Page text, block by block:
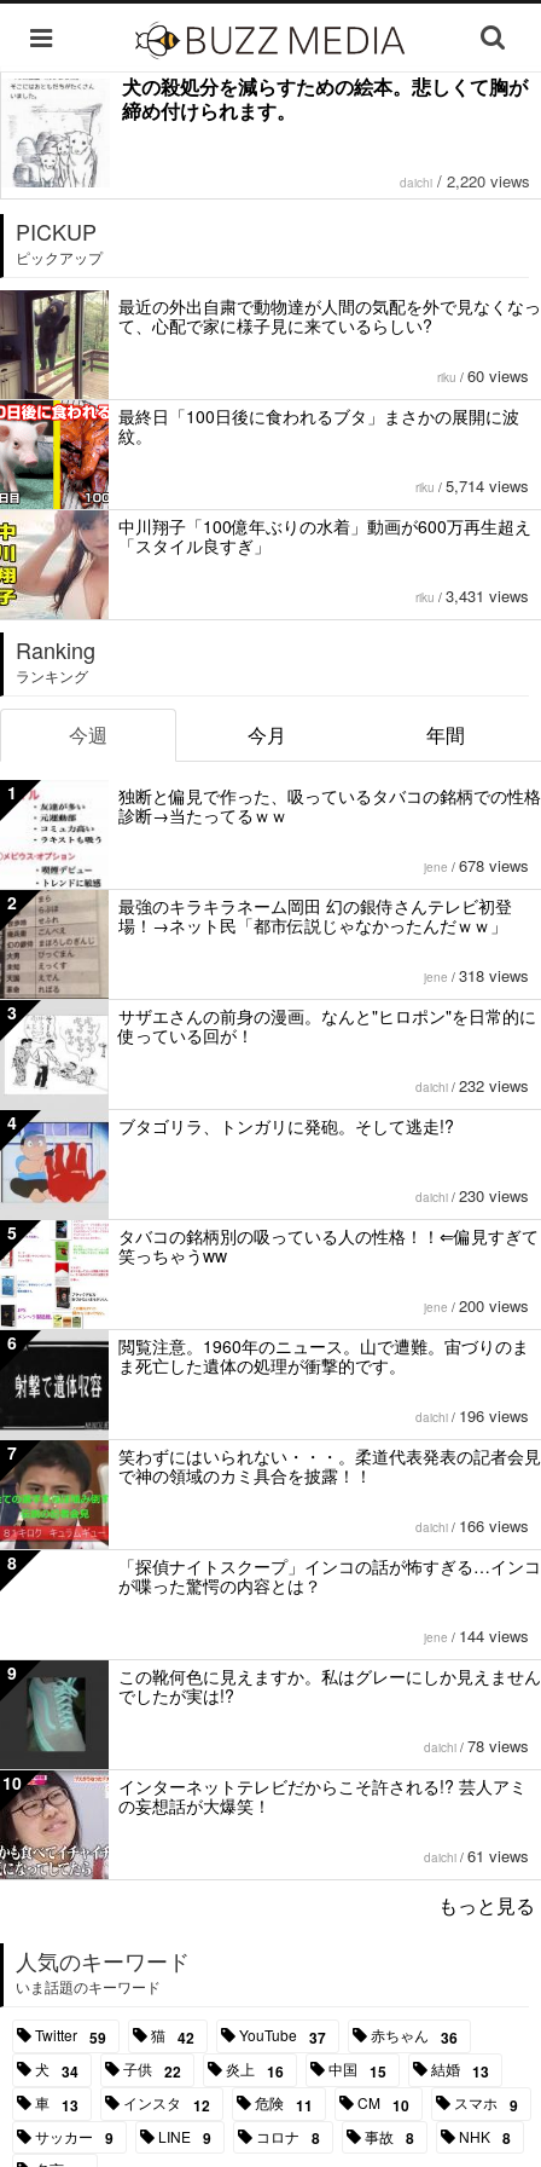
犬の殺処分を減らすための絵本。悲しくて胸が
締め付けられます。
daichi / 2,220 views
PICKUP
ピックアップ
最近の外出自粛で動物達が人間の気配を外で見なくなっ
て、心配で家に様子見に来ているらしい?
riku / 60 views
最終日「100日後に食われるブタ」まさかの展開に波
紋。
riku / 5,714 views
中川翔子「100億年ぶりの水着」動画が600万再生超え
「スタイル良すぎ」
riku / 3,431 views
Ranking
ランキング
今週 今月 年間
1
独断と偏見で作った、吸っているタバコの銘柄での性格
診断→当たってるｗｗ
jene / 678 views
2
最強のキラキラネーム岡田 幻の銀侍さんテレビ初登
場！→ネット民「都市伝説じゃなかったんだｗｗ」
jene / 318 views
3
サザエさんの前身の漫画。なんと"ヒロポン"を日常的に
使っている回が！
daichi / 232 views
4 ブタゴリラ、トンガリに発砲。そして逃走!?
daichi / 230 views
5
タバコの銘柄別の吸っている人の性格！！⇐偏見すぎて
笑っちゃうww
jene / 200 views
6
閲覧注意。1960年のニュース。山で遭難。宙づりのま
ま死亡した遺体の処理が衝撃的です。
daichi / 196 views
7
笑わずにはいられない・・・。柔道代表発表の記者会見
で神の領域のカミ具合を披露！！
daichi / 166 views
8
「探偵ナイトスクープ」インコの話が怖すぎる…インコ
が喋った驚愕の内容とは？
jene / 144 views
9
この靴何色に見えますか。私はグレーにしか見えません
でしたが実は!?
daichi / 78 views
10
インターネットテレビだからこそ許される!? 芸人アミ
の妄想話が大爆笑！
daichi / 61 views
もっと見る
人気のキーワード
いま話題のキーワード
Twitter 59 猫 42 YouTube 37 赤ちゃん 36
犬 34 子供 22 炎上 16 中国 15 結婚 13
車 13 インスタ 12 危険 11 CM 10 スマホ 9
サッカー 9 LINE 9 コロナ 8 事故 8 NHK 8